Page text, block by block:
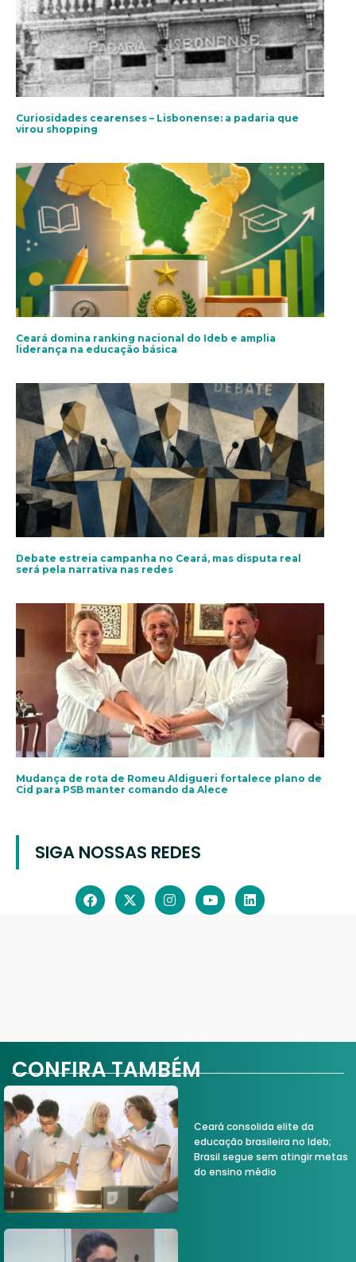
Curiosidades cearenses – Lisbonense: a padaria que
virou shopping
Ceará domina ranking nacional do Ideb e amplia
liderança na educação básica
Debate estreia campanha no Ceará, mas disputa real
será pela narrativa nas redes
Mudança de rota de Romeu Aldigueri fortalece plano de
Cid para PSB manter comando da Alece
SIGA NOSSAS REDES
CONFIRA TAMBÉM
Ceará consolida elite da
educação brasileira no Ideb;
Brasil segue sem atingir metas
do ensino médio